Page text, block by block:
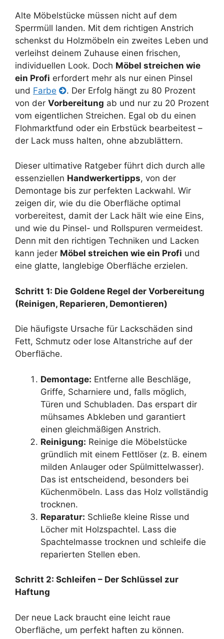
Alte Möbelstücke müssen nicht auf dem
Sperrmüll landen. Mit dem richtigen Anstrich
schenkst du Holzmöbeln ein zweites Leben und
verleihst deinem Zuhause einen frischen,
individuellen Look. Doch Möbel streichen wie
ein Profi erfordert mehr als nur einen Pinsel
und Farbe
. Der Erfolg hängt zu 80 Prozent
von der Vorbereitung ab und nur zu 20 Prozent
vom eigentlichen Streichen. Egal ob du einen
Flohmarktfund oder ein Erbstück bearbeitest –
der Lack muss halten, ohne abzublättern.
Dieser ultimative Ratgeber führt dich durch alle
essenziellen Handwerkertipps, von der
Demontage bis zur perfekten Lackwahl. Wir
zeigen dir, wie du die Oberfläche optimal
vorbereitest, damit der Lack hält wie eine Eins,
und wie du Pinsel- und Rollspuren vermeidest.
Denn mit den richtigen Techniken und Lacken
kann jeder Möbel streichen wie ein Profi und
eine glatte, langlebige Oberfläche erzielen.
Schritt 1: Die Goldene Regel der Vorbereitung
(Reinigen, Reparieren, Demontieren)
Die häufigste Ursache für Lackschäden sind
Fett, Schmutz oder lose Altanstriche auf der
Oberfläche.
Demontage: Entferne alle Beschläge,
Griffe, Scharniere und, falls möglich,
Türen und Schubladen. Das erspart dir
mühsames Abkleben und garantiert
einen gleichmäßigen Anstrich.
Reinigung: Reinige die Möbelstücke
gründlich mit einem Fettlöser (z. B. einem
milden Anlauger oder Spülmittelwasser).
Das ist entscheidend, besonders bei
Küchenmöbeln. Lass das Holz vollständig
trocknen.
Reparatur: Schließe kleine Risse und
Löcher mit Holzspachtel. Lass die
Spachtelmasse trocknen und schleife die
reparierten Stellen eben.
Schritt 2: Schleifen – Der Schlüssel zur
Haftung
Der neue Lack braucht eine leicht raue
Oberfläche, um perfekt haften zu können.